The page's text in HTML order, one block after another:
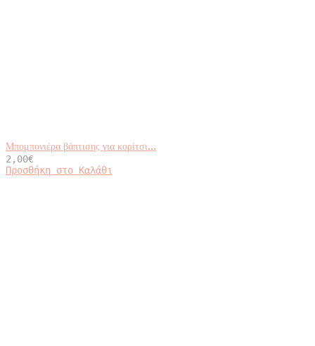
Μπομπονιέρα βάπτισης για κορίτσι...
2,00€
Προσθήκη στο Καλάθι